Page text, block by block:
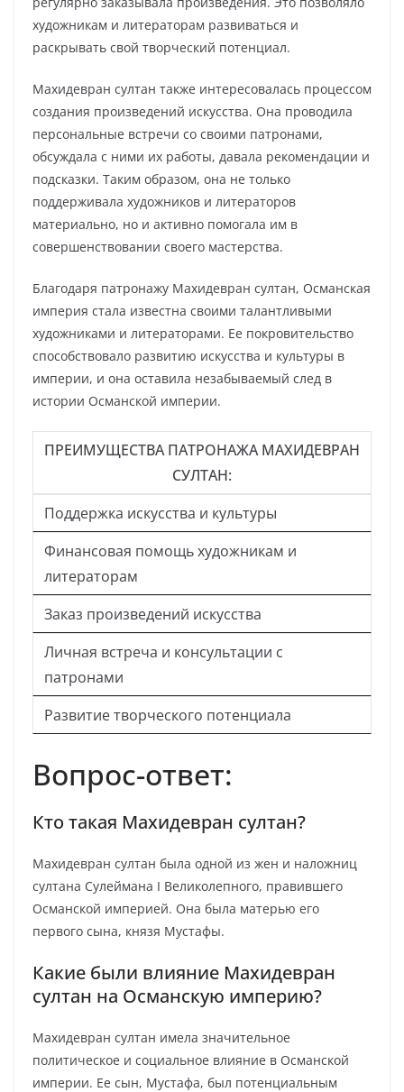
художникам и литераторам развиваться и
раскрывать свой творческий потенциал.
Махидевран султан также интересовалась процессом
создания произведений искусства. Она проводила
персональные встречи со своими патронами,
обсуждала с ними их работы, давала рекомендации и
подсказки. Таким образом, она не только
поддерживала художников и литераторов
материально, но и активно помогала им в
совершенствовании своего мастерства.
Благодаря патронажу Махидевран султан, Османская
империя стала известна своими талантливыми
художниками и литераторами. Ее покровительство
способствовало развитию искусства и культуры в
империи, и она оставила незабываемый след в
истории Османской империи.
ПРЕИМУЩЕСТВА ПАТРОНАЖА МАХИДЕВРАН
СУЛТАН:
Поддержка искусства и культуры
Финансовая помощь художникам и
литераторам
Заказ произведений искусства
Личная встреча и консультации с
патронами
Развитие творческого потенциала
Вопрос-ответ:
Кто такая Махидевран султан?
Махидевран султан была одной из жен и наложниц
султана Сулеймана I Великолепного, правившего
Османской империей. Она была матерью его
первого сына, князя Мустафы.
Какие были влияние Махидевран
султан на Османскую империю?
Махидевран султан имела значительное
политическое и социальное влияние в Османской
империи. Ее сын, Мустафа, был потенциальным